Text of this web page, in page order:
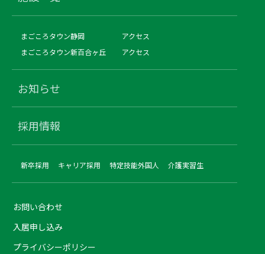
まごころタウン静岡
アクセス
まごころタウン新百合ヶ丘
アクセス
お知らせ
採用情報
新卒採用 キャリア採用 特定技能外国人 介護実習生
お問い合わせ
入居申し込み
プライバシーポリシー